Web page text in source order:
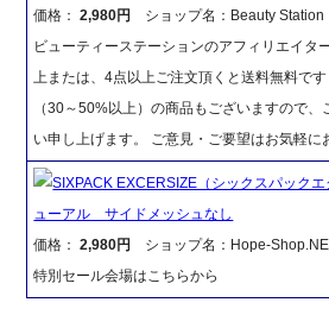
価格：2,980円
ショップ名：Beauty Station
ビューティーステーションのアフィリエイタ
上または、4点以上ご注文頂くと送料無料で
（30～50%以上）の商品もございますので
い申し上げます。 ご意見・ご要望はお気軽に
SIXPACK EXCERSIZE（シックスパック
ューアル サイドメッシュなし
価格：2,980円
ショップ名：Hope-
特別セール会場はこちらから